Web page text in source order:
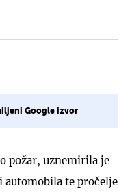
Google izvor
požar, uznemirila je
automobila te pročelje